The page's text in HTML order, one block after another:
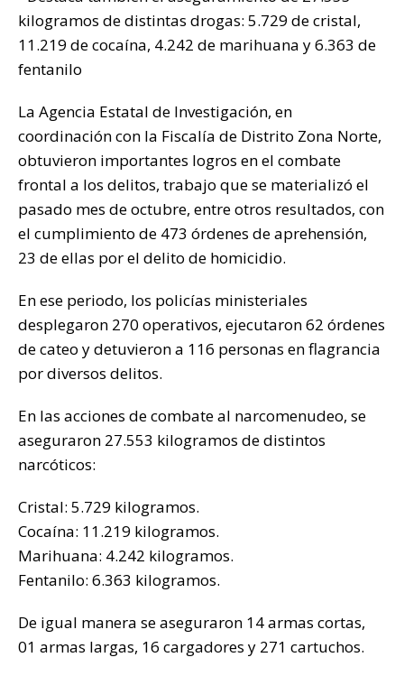
k
kilogramos de distintas drogas: 5.729 de cristal,
11.219 de cocaína, 4.242 de marihuana y 6.363 de
fentanilo
La Agencia Estatal de Investigación, en
coordinación con la Fiscalía de Distrito Zona Norte,
obtuvieron importantes logros en el combate
frontal a los delitos, trabajo que se materializó el
pasado mes de octubre, entre otros resultados, con
el cumplimiento de 473 órdenes de aprehensión,
23 de ellas por el delito de homicidio.
En ese periodo, los policías ministeriales
desplegaron 270 operativos, ejecutaron 62 órdenes
de cateo y detuvieron a 116 personas en flagrancia
por diversos delitos.
En las acciones de combate al narcomenudeo, se
aseguraron 27.553 kilogramos de distintos
narcóticos:
Cristal: 5.729 kilogramos.
Cocaína: 11.219 kilogramos.
Marihuana: 4.242 kilogramos.
Fentanilo: 6.363 kilogramos.
De igual manera se aseguraron 14 armas cortas,
01 armas largas, 16 cargadores y 271 cartuchos.